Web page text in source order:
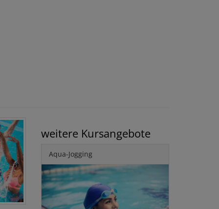
weitere Kursangebote
Aqua-Jogging